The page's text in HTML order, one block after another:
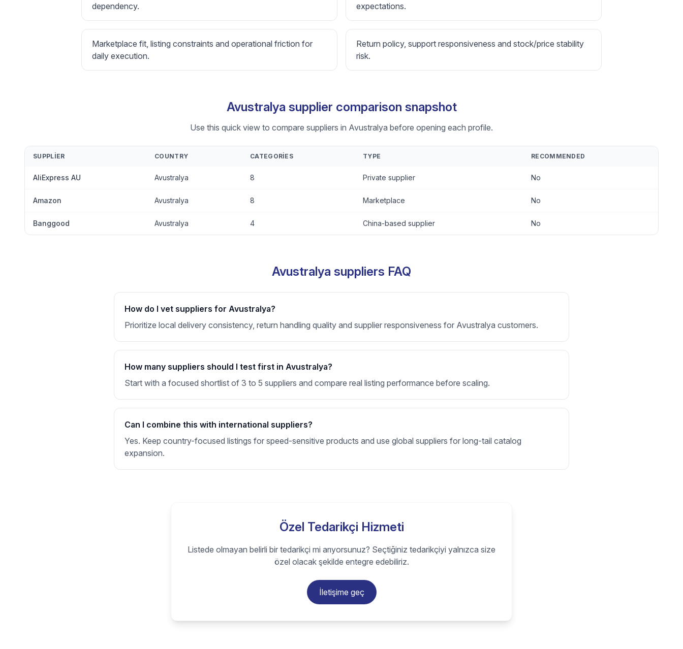
dependency.
expectations.
Marketplace fit, listing constraints and operational friction for
daily execution.
Return policy, support responsiveness and stock/price stability
risk.
Avustralya supplier comparison snapshot
Use this quick view to compare suppliers in Avustralya before opening each profile.
SUPPLIER COUNTRY CATEGORIES TYPE RECOMMENDED
AliExpress AU Avustralya 8 Private supplier No
Amazon Avustralya 8 Marketplace No
Banggood Avustralya 4 China-based supplier No
Avustralya suppliers FAQ
How do I vet suppliers for Avustralya?
Prioritize local delivery consistency, return handling quality and supplier responsiveness for Avustralya customers.
How many suppliers should I test first in Avustralya?
Start with a focused shortlist of 3 to 5 suppliers and compare real listing performance before scaling.
Can I combine this with international suppliers?
Yes. Keep country-focused listings for speed-sensitive products and use global suppliers for long-tail catalog
expansion.
Özel Tedarikçi Hizmeti
Listede olmayan belirli bir tedarikçi mi arıyorsunuz? Seçtiğiniz tedarikçiyi yalnızca size
özel olacak şekilde entegre edebiliriz.
İletişime geç